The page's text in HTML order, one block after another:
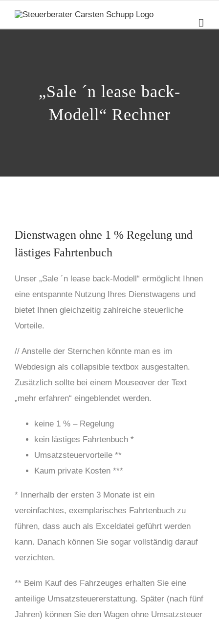
„Sale ´n lease back-
Modell“ Rechner
Dienstwagen ohne 1 % Regelung und
lästiges Fahrtenbuch
Unser „Sale ´n lease back-Modell“ ermöglicht Ihnen
eine entspannte Nutzung Ihres Dienstwagens und
bietet Ihnen gleichzeitig zahlreiche steuerliche
Vorteile.
// Anstelle der Sternchen könnte man es im
Webdesign als collapsible textbox ausgestalten.
Zusätzlich sollte bei einem Mouseover der Text
„mehr erfahren“ eingeblendet werden.
keine 1 % – Regelung
kein lästiges Fahrtenbuch *
Umsatzsteuervorteile **
Kaum private Kosten ***
* Innerhalb der ersten 3 Monate ist ein
vereinfachtes, exemplarisches Fahrtenbuch zu
führen, dass auch als Exceldatei geführt werden
kann. Danach können Sie sogar vollständig darauf
verzichten.
** Beim Kauf des Fahrzeuges erhalten Sie eine
anteilige Umsatzsteuererstattung. Später (nach fünf
Jahren) können Sie den Wagen ohne Umsatzsteuer